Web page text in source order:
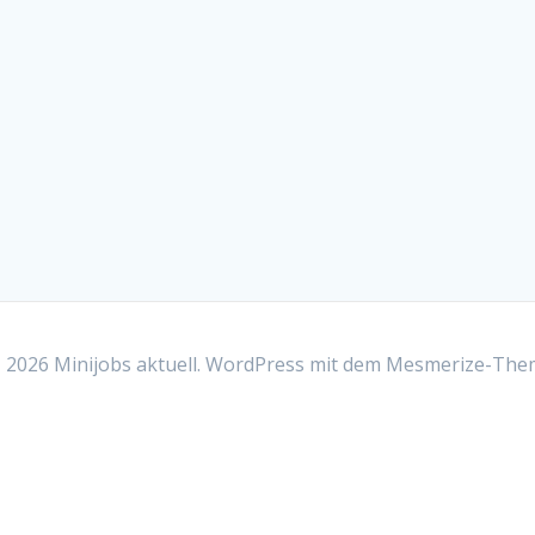
Minijobs aktuell. WordPress mit dem Mesmerize-